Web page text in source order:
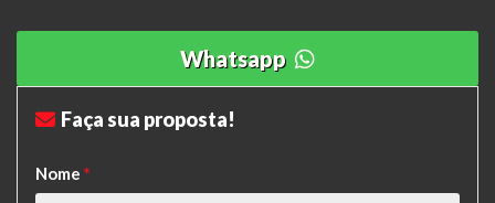
Whatsapp
Faça sua proposta!
Nome *